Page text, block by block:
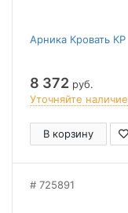
Арника Кровать КР
8 372 руб.
Уточняйте наличие
В корзину
725891